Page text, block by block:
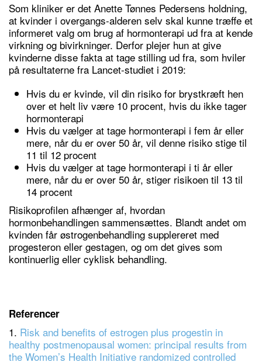
Som kliniker er det Anette Tønnes Pedersens holdning,
at kvinder i overgangs-alderen selv skal kunne træffe et
informeret valg om brug af hormonterapi ud fra at kende
virkning og bivirkninger. Derfor plejer hun at give
kvinderne disse fakta at tage stilling ud fra, som hviler
på resultaterne fra Lancet-studiet i 2019:
Hvis du er kvinde, vil din risiko for brystkræft hen
over et helt liv være 10 procent, hvis du ikke tager
hormonterapi
Hvis du vælger at tage hormonterapi i fem år eller
mere, når du er over 50 år, vil denne risiko stige til
11 til 12 procent
Hvis du vælger at tage hormonterapi i ti år eller
mere, når du er over 50 år, stiger risikoen til 13 til
14 procent
Risikoprofilen afhænger af, hvordan
hormonbehandlingen sammensættes. Blandt andet om
kvinden får østrogenbehandling supplereret med
progesteron eller gestagen, og om det gives som
kontinuerlig eller cyklisk behandling.
Referencer
1. Risk and benefits of estrogen plus progestin in
healthy postmenopausal women: principal results from
the Women’s Health Initiative randomized controlled